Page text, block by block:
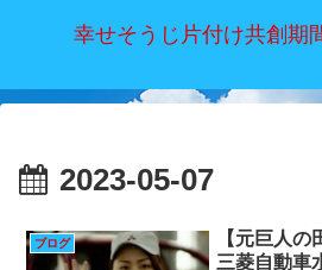
幸せそうじ片付け共創期
2023-05-07
ブログ
【元巨人の
三菱自動車